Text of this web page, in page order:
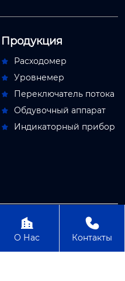
Продукция
 Расходомер
 Уровнемер
 Переключатель потока
 Обдувочный аппарат
 Индикаторный прибор
Мяосытэ по

О Нас

Контакты